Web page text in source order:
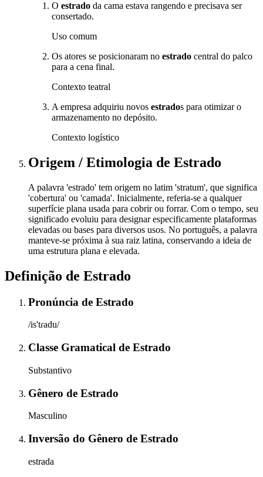
O estrado da cama estava rangendo e precisava ser
consertado.
Uso comum
Os atores se posicionaram no estrado central do palco
para a cena final.
Contexto teatral
A empresa adquiriu novos estrados para otimizar o
armazenamento no depósito.
Contexto logístico
Origem / Etimologia de Estrado
A palavra 'estrado' tem origem no latim 'stratum', que significa
'cobertura' ou 'camada'. Inicialmente, referia-se a qualquer
superfície plana usada para cobrir ou forrar. Com o tempo, seu
significado evoluiu para designar especificamente plataformas
elevadas ou bases para diversos usos. No português, a palavra
manteve-se próxima à sua raiz latina, conservando a ideia de
uma estrutura plana e elevada.
Definição de Estrado
Pronúncia de Estrado
/is'tɾadu/
Classe Gramatical de Estrado
Substantivo
Gênero de Estrado
Masculino
Inversão do Gênero de Estrado
estrada